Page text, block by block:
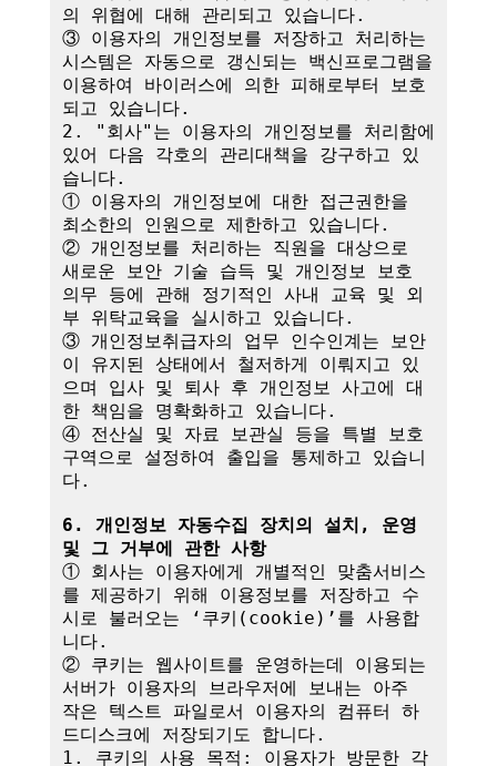
의 위협에 대해 관리되고 있습니다.
③ 이용자의 개인정보를 저장하고 처리하는
시스템은 자동으로 갱신되는 백신프로그램을
이용하여 바이러스에 의한 피해로부터 보호
되고 있습니다.
2. "회사"는 이용자의 개인정보를 처리함에
있어 다음 각호의 관리대책을 강구하고 있
습니다.
① 이용자의 개인정보에 대한 접근권한을
최소한의 인원으로 제한하고 있습니다.
② 개인정보를 처리하는 직원을 대상으로
새로운 보안 기술 습득 및 개인정보 보호
의무 등에 관해 정기적인 사내 교육 및 외
부 위탁교육을 실시하고 있습니다.
③ 개인정보취급자의 업무 인수인계는 보안
이 유지된 상태에서 철저하게 이뤄지고 있
으며 입사 및 퇴사 후 개인정보 사고에 대
한 책임을 명확화하고 있습니다.
④ 전산실 및 자료 보관실 등을 특별 보호
구역으로 설정하여 출입을 통제하고 있습니
다.
6. 개인정보 자동수집 장치의 설치, 운영
및 그 거부에 관한 사항
① 회사는 이용자에게 개별적인 맞춤서비스
를 제공하기 위해 이용정보를 저장하고 수
시로 불러오는 ‘쿠키(cookie)’를 사용합
니다.
② 쿠키는 웹사이트를 운영하는데 이용되는
서버가 이용자의 브라우저에 보내는 아주
작은 텍스트 파일로서 이용자의 컴퓨터 하
드디스크에 저장되기도 합니다.
1. 쿠키의 사용 목적: 이용자가 방문한 각